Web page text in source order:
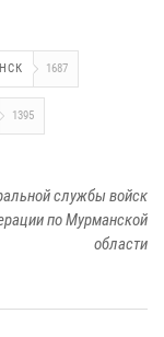
1687
1395
службы войск
по Мурманской
области